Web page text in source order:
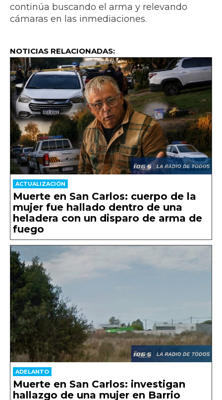
continúa buscando el arma y relevando
cámaras en las inmediaciones.
NOTICIAS RELACIONADAS:
ACTUALIZACIÓN
Muerte en San Carlos: cuerpo de la
mujer fue hallado dentro de una
heladera con un disparo de arma de
fuego
ADELANTO
Muerte en San Carlos: investigan
hallazgo de una mujer en Barrio